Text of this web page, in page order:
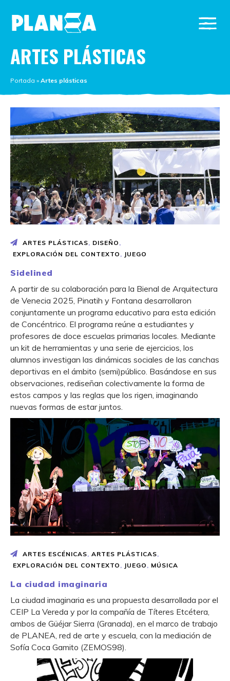
ARTES PLÁSTICAS
Portada » Artes plásticas
ARTES PLÁSTICAS, DISEÑO ,
EXPLORACIÓN DEL CONTEXTO , JUEGO
Sidelined
A partir de su colaboración para la Bienal de Arquitectura
de Venecia 2025, Pinatih y Fontana desarrollaron
conjuntamente un programa educativo para esta edición
de Concéntrico. El programa reúne a estudiantes y
profesores de doce escuelas primarias locales. Mediante
un kit de herramientas y una serie de ejercicios, los
alumnos investigan las dinámicas sociales de las canchas
deportivas en el ámbito (semi)público. Basándose en sus
observaciones, rediseñan colectivamente la forma de
estos campos y las reglas que los rigen, imaginando
nuevas formas de estar juntos.
ARTES ESCÉNICAS ARTES PLÁSTICAS
EXPLORACIÓN DEL CONTEXTO
JUEGO MÚSICA
La ciudad imaginaria
La ciudad imaginaria es una propuesta desarrollada por el
CEIP La Vereda y por la compañía de Títeres Etcétera,
ambos de Güéjar Sierra (Granada), en el marco de trabajo
de PLANEA, red de arte y escuela, con la mediación de
Sofía Coca Gamito (ZEMOS98).